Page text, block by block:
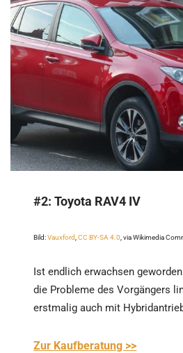
#2: Toyota RAV4 IV
Bild:Vauxford ,CC BY-SA 4.0 , via Wikimedia
Ist endlich erwachsen
die Probleme des Vorgängers
erstmalig auch mit
Zur Kaufberatung >>